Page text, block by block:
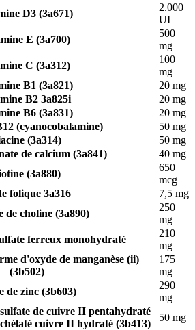
D3 (3a671)
2.000
UI
E (3a700)
500
mg
C (3a312)
100
mg
B1 (3a821)
20 mg
B2 3a825i
20 mg
B6 (3a831)
20 mg
(cyanocobalamine)
50 mg
(3a314)
50 mg
de calcium (3a841)
40 mg
(3a880)
650
mcg
folique 3a316
7,5 mg
de choline (3a890)
250
mg
ferreux monohydraté
210
mg
d'oxyde de manganèse (ii)
(3b502)
175
mg
de zinc (3b603)
290
mg
de cuivre II pentahydraté
cuivre II hydraté (3b413)
50 mg